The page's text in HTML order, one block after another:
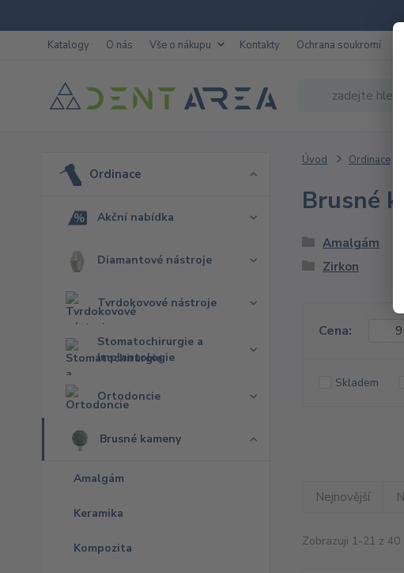
Katalogy O nás Vše o nákupu Kontakty Ochrana soukromí
Ordinace
Akční nabídka
Diamantové nástroje
Tvrdokovové nástroje
Stomatochirurgie a
Implantologie
Ortodoncie
Brusné kameny
Amalgám
Keramika
Kompozita
Úvod Ordinace
Brusné
Amalgám
Zirkon
Cena:
Skladem
Nejnovější
Zobrazuji 1-21 z 40